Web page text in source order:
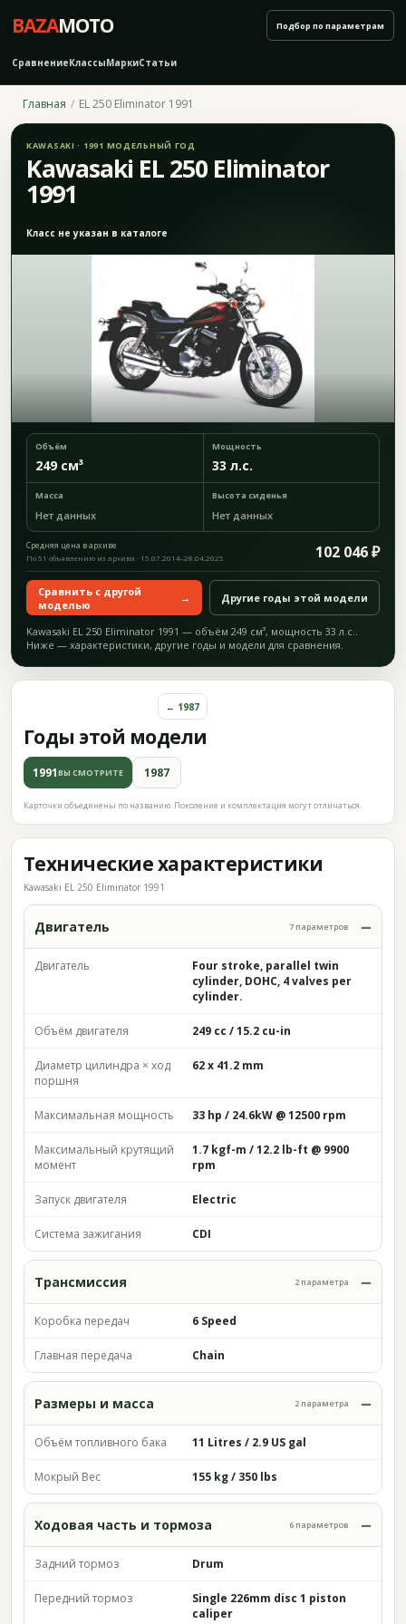
BAZAMOTO
СравнениеКлассыМаркиСтатьи
Подбор по параметрам
Главная EL 250 Eliminator 1991
KAWASAKI · 1991 МОДЕЛЬНЫЙ ГОД
Kawasaki EL 250 Eliminator
1991
Класс не указан в каталоге
Объём
249 см³
Мощность
33 л.с.
Масса
Нет данных
Высота сиденья
Нет данных
Средняя цена в архиве 102 046 ₽
По 51 объявлению из архива · 15.07.2014–28.04.2025
Сравнить с другой
моделью
→ Другие годы этой модели
Kawasaki EL 250 Eliminator 1991 — объём 249 см³, мощность 33 л.с..
Ниже — характеристики, другие годы и модели для сравнения.
Годы этой модели
← 1987
1991ВЫ СМОТРИТЕ 1987
Карточки объединены по названию. Поколение и комплектация могут отличаться.
Технические характеристики
Kawasaki EL 250 Eliminator 1991
Двигатель 7 параметров
Двигатель
Four stroke, parallel twin
cylinder, DOHC, 4 valves per
cylinder.
Объём двигателя 249 cc / 15.2 cu-in
Диаметр цилиндра × ход
поршня
62 x 41.2 mm
Максимальная мощность 33 hp / 24.6kW @ 12500 rpm
Максимальный крутящий
момент
1.7 kgf-m / 12.2 lb-ft @ 9900
rpm
Запуск двигателя Electric
Система зажигания CDI
Трансмиссия 2 параметра
Коробка передач 6 Speed
Главная передача Chain
Размеры и масса 2 параметра
Объём топливного бака 11 Litres / 2.9 US gal
Мокрый Вес 155 kg / 350 lbs
Ходовая часть и тормоза 6 параметров
Задний тормоз Drum
Передний тормоз
Single 226mm disc 1 piston
caliper